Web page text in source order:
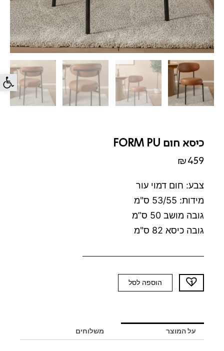
פתח
כיסא חום FORM PU
₪459
צבע: חום דמוי עור
מידות: 53/55 ס"מ
גובה מושב 50 ס”מ
גובה כיסא 82 ס"מ
כמות
של
FORM
PU
הוספה לסל
על המוצר משלוחים